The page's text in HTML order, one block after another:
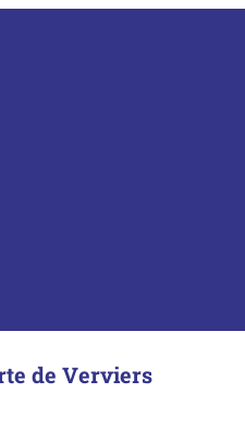
de Verviers